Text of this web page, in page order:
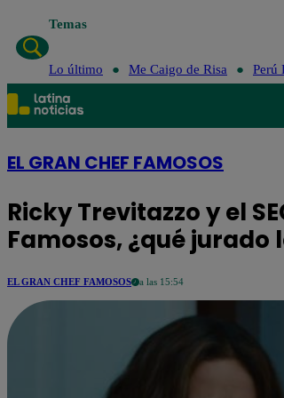
Temas
Lo último Me Caigo de Risa Perú
EL GRAN CHEF FAMOSOS
Ricky Trevitazzo y el
Famosos, ¿qué jurado
EL GRAN CHEF FAMOSOS a las 15:54